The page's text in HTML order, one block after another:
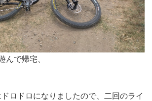
んで帰宅、
ロドロになりましたので、二回のライ